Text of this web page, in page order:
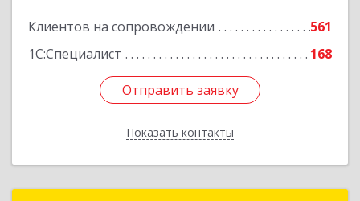
Клиентов на сопровождении
561
1С:Специалист
168
Отправить заявку
Показать контакты
Отправить заявку
Назад